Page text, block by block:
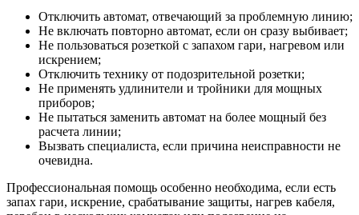
Отключить автомат, отвечающий за проблемную линию;
Не включать повторно автомат, если он сразу выбивает;
Не пользоваться розеткой с запахом гари, нагревом или
искрением;
Отключить технику от подозрительной розетки;
Не применять удлинители и тройники для мощных
приборов;
Не пытаться заменить автомат на более мощный без
расчета линии;
Вызвать специалиста, если причина неисправности не
очевидна.
Профессиональная помощь особенно необходима, если есть
запах гари, искрение, срабатывание защиты, нагрев кабеля,